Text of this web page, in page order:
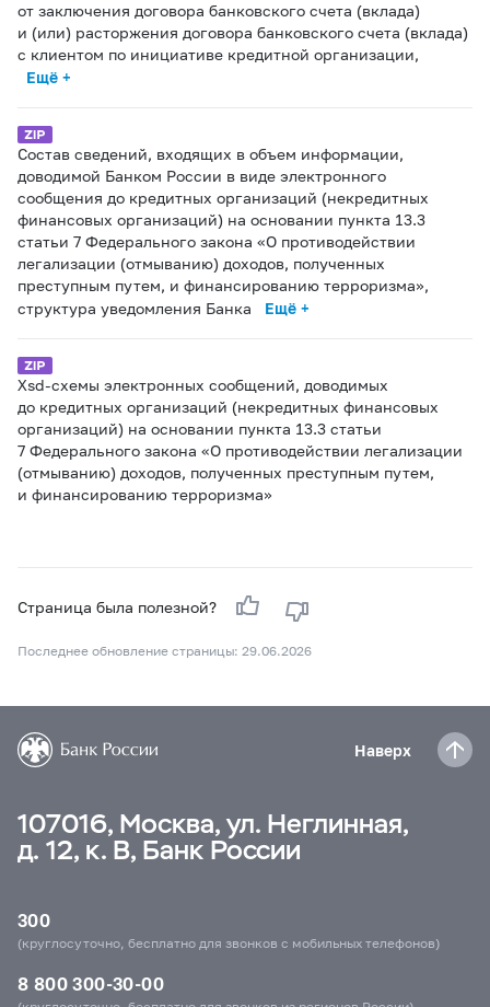
от заключения договора банковского счета (вклада)
и (или) расторжения договора банковского счета (вклада)
с клиентом по инициативе кредитной организации,
Ещё +
Состав сведений, входящих в объем информации,
доводимой Банком России в виде электронного
сообщения до кредитных организаций (некредитных
финансовых организаций) на основании пункта 13.3
статьи 7 Федерального закона «О противодействии
легализации (отмыванию) доходов, полученных
преступным путем, и финансированию терроризма»,
структура уведомления Банка
Ещё +
Xsd-схемы электронных сообщений, доводимых
до кредитных организаций (некредитных финансовых
организаций) на основании пункта 13.3 статьи
7 Федерального закона «О противодействии легализации
(отмыванию) доходов, полученных преступным путем,
и финансированию терроризма»
Страница была полезной?
Последнее обновление страницы: 29.06.2026
Наверх
107016, Москва, ул. Неглинная,
д. 12, к. В, Банк России
300
(круглосуточно, бесплатно для звонков с мобильных телефонов)
8 800 300-30-00